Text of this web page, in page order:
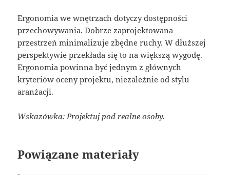
Ergonomia we wnętrzach dotyczy dostępności
przechowywania. Dobrze zaprojektowana
przestrzeń minimalizuje zbędne ruchy. W dłuższej
perspektywie przekłada się to na większą wygodę.
Ergonomia powinna być jednym z głównych
kryteriów oceny projektu, niezależnie od stylu
aranżacji.
Wskazówka: Projektuj pod realne osoby.
Powiązane materiały